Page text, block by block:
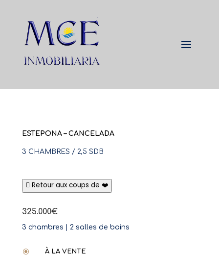
ESTEPONA – CANCELADA
3 CHAMBRES / 2,5 SDB
Retour aux coups de ❤️
325.000€
3 chambres | 2 salles de bains
\ À LA VENTE